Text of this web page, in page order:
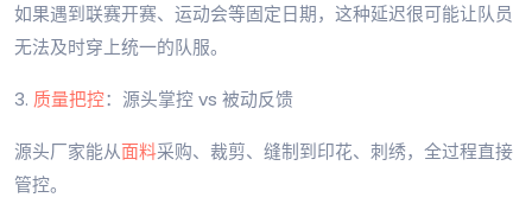
如果遇到联赛开赛、运动会等固定日期，这种延迟很可能让队员
无法及时穿上统一的队服。
3. 质量把控：源头掌控 vs 被动反馈
源头厂家能从面料采购、裁剪、缝制到印花、刺绣，全过程直接
管控。